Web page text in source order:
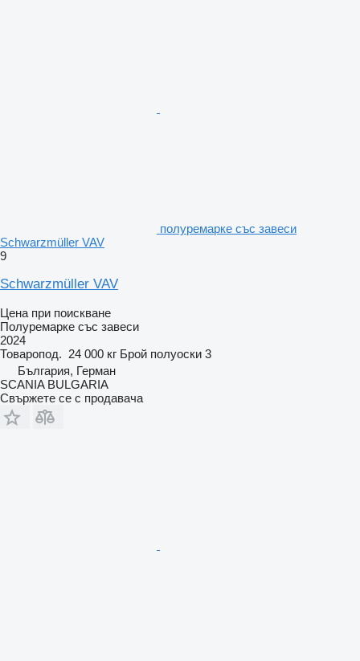
полуремарке със завеси
Schwarzmüller VAV
9
Schwarzmüller VAV
Цена при поискване
Полуремарке със завеси
2024
Товаропод. 24 000 кг Брой полуоски 3
България, Герман
SCANIA BULGARIA
Свържете се с продавача